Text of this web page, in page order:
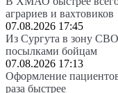
аграриев и вахтовиков
07.08.2026 17:45
Из Сургута в зону
посылками бойцам
07.08.2026 17:13
Оформление
раза быстрее